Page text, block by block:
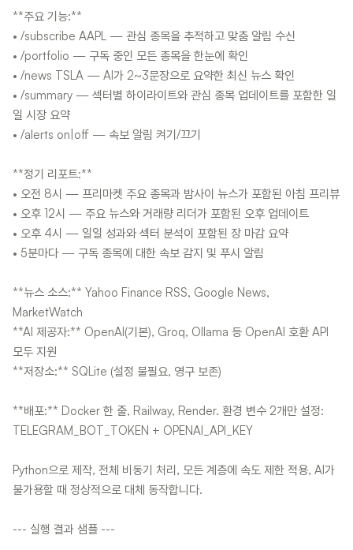
**주요 기능:**
• /subscribe AAPL — 관심 종목을 추적하고 맞춤 알림 수신
• /portfolio — 구독 중인 모든 종목을 한눈에 확인
• /news TSLA — AI가 2~3문장으로 요약한 최신 뉴스 확인
• /summary — 섹터별 하이라이트와 관심 종목 업데이트를 포함한 일
일 시장 요약
• /alerts on|off — 속보 알림 켜기/끄기
**정기 리포트:**
• 오전 8시 — 프리마켓 주요 종목과 밤사이 뉴스가 포함된 아침 프리뷰
• 오후 12시 — 주요 뉴스와 거래량 리더가 포함된 오후 업데이트
• 오후 4시 — 일일 성과와 섹터 분석이 포함된 장 마감 요약
• 5분마다 — 구독 종목에 대한 속보 감지 및 푸시 알림
**뉴스 소스:** Yahoo Finance RSS, Google News,
MarketWatch
**AI 제공자:** OpenAI(기본), Groq, Ollama 등 OpenAI 호환 API
모두 지원
**저장소:** SQLite (설정 불필요, 영구 보존)
**배포:** Docker 한 줄, Railway, Render. 환경 변수 2개만 설정:
TELEGRAM_BOT_TOKEN + OPENAI_API_KEY
Python으로 제작, 전체 비동기 처리, 모든 계층에 속도 제한 적용, AI가
불가용할 때 정상적으로 대체 동작합니다.
--- 실행 결과 샘플 ---